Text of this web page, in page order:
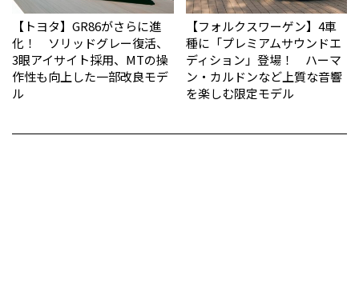
【トヨタ】GR86がさらに進
化！ ソリッドグレー復活、
3眼アイサイト採用、MTの操
作性も向上した一部改良モデ
ル
【フォルクスワーゲン】4車
種に「プレミアムサウンドエ
ディション」登場！ ハーマ
ン・カルドンなど上質な音響
を楽しむ限定モデル